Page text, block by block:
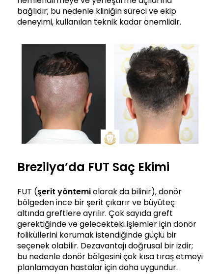
bağlıdır; bu nedenle kliniğin süreci ve ekip
deneyimi, kullanılan teknik kadar önemlidir.
Brezilya’da FUT Saç Ekimi
FUT (şerit yöntemiolarak da bilinir), donör
bölgeden ince bir şerit çıkarır ve büyüteç
altında greftlere ayrılır. Çok sayıda greft
gerektiğinde ve gelecekteki işlemler için donör
foliküllerini korumak istendiğinde güçlü bir
seçenek olabilir. Dezavantajı doğrusal bir izdir;
bu nedenle donör bölgesini çok kısa tıraş etmeyi
planlamayan hastalar için daha uygundur.